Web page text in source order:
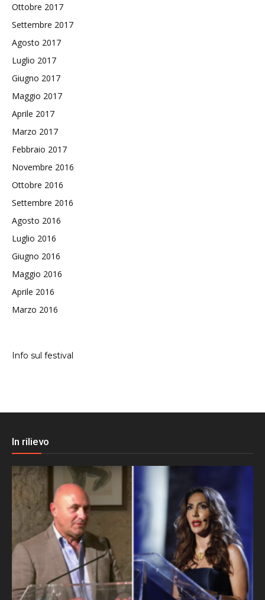
Ottobre 2017
Settembre 2017
Agosto 2017
Luglio 2017
Giugno 2017
Maggio 2017
Aprile 2017
Marzo 2017
Febbraio 2017
Novembre 2016
Ottobre 2016
Settembre 2016
Agosto 2016
Luglio 2016
Giugno 2016
Maggio 2016
Aprile 2016
Marzo 2016
Info sul festival
In rilievo